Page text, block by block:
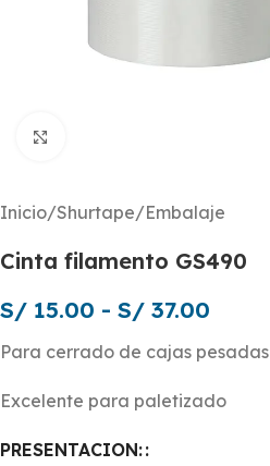
Inicio/Shurtape/Embalaje
Cinta filamento GS490
S/ 15.00 - S/ 37.00
Para cerrado de cajas pesadas
Excelente para paletizado
PRESENTACION: